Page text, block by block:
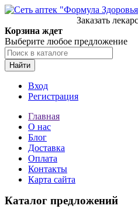
Заказать
Корзина ждет
Выберите любое предложение
Найти
Вход
Регистрация
Главная
О нас
Блог
Доставка
Оплата
Контакты
Карта сайта
Каталог предложений